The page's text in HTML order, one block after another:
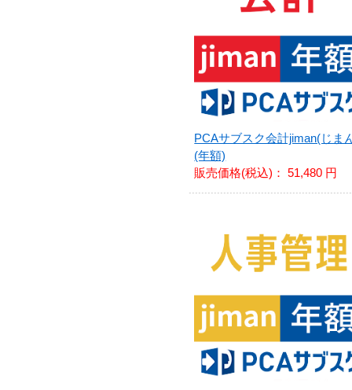
PCAサブスク会計jiman(じま
(年額)
販売価格(税込)：51,480 円